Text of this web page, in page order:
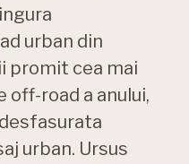
urban din
promit cea mai
road a anului,
urban. Ursus